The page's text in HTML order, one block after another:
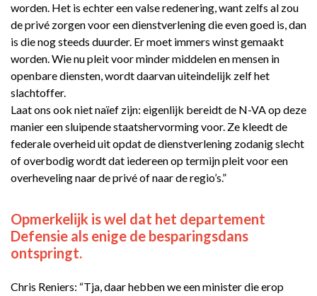
worden. Het is echter een valse redenering, want zelfs al zou
de privé zorgen voor een dienstverlening die even goed is, dan
is die nog steeds duurder. Er moet immers winst gemaakt
worden. Wie nu pleit voor minder middelen en mensen in
openbare diensten, wordt daarvan uiteindelijk zelf het
slachtoffer.
Laat ons ook niet naïef zijn: eigenlijk bereidt de N-VA op deze
manier een sluipende staatshervorming voor. Ze kleedt de
federale overheid uit opdat de dienstverlening zodanig slecht
of overbodig wordt dat iedereen op termijn pleit voor een
overheveling naar de privé of naar de regio’s.”
Opmerkelijk is wel dat het departement
Defensie als enige de besparingsdans
ontspringt.
Chris Reniers: “Tja, daar hebben we een minister die erop